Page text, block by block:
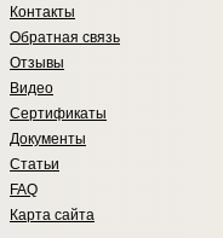
Контакты
Обратная связь
Отзывы
Видео
Сертификаты
Документы
Статьи
FAQ
Карта сайта